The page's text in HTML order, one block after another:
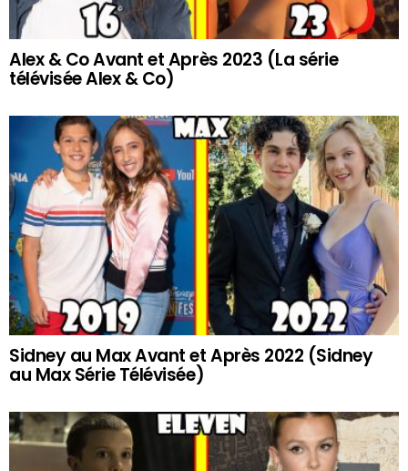
Alex & Co Avant et Après 2023 (La série
télévisée Alex & Co)
Sidney au Max Avant et Après 2022 (Sidney
au Max Série Télévisée)